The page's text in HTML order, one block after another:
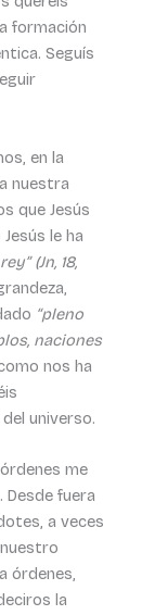
formación
Seguís
en la
nuestra
que Jesús
le ha
(Jn, 18,
“pleno
naciones
nos ha
universo.
me
fuera
a veces
órdenes,
la